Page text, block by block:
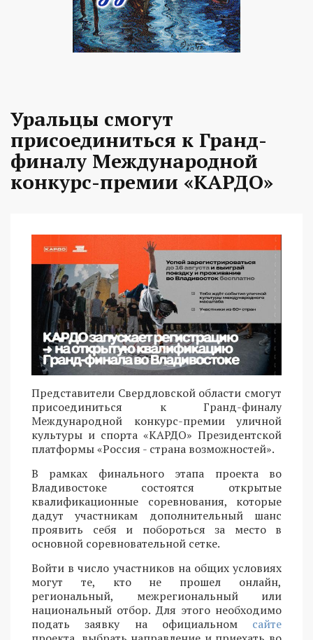
Уральцы смогут
присоединиться к Гранд-
финалу Международной
конкурс-премии «КАРДО»
Представители Свердловской области смогут
присоединиться к Гранд-финалу
Международной конкурс-премии уличной
культуры и спорта «КАРДО» Президентской
платформы «Россия - страна возможностей».
В рамках финального этапа проекта во
Владивостоке состоятся открытые
квалификационные соревнования, которые
дадут участникам дополнительный шанс
проявить себя и побороться за место в
основной соревновательной сетке.
Войти в число участников на общих условиях
могут те, кто не прошел онлайн,
региональный, межрегиональный или
национальный отбор. Для этого необходимо
подать заявку на официальном сайте